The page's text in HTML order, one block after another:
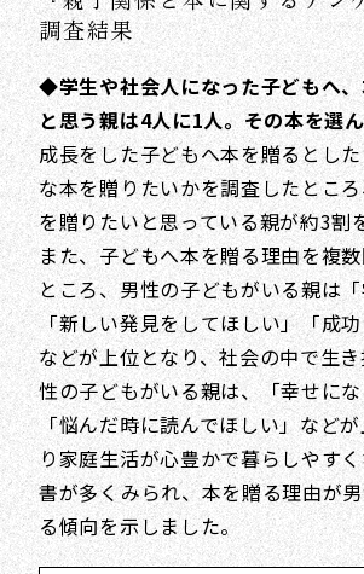
調査結果
◆学生や社会人になった子どもへ
と思う親は4人に1人。その本を選
成長をした子どもへ本を贈るとし
な本を贈りたいかを調査したとこ
を贈りたいと思っている親が約3割
また、子どもへ本を贈る理由を複
ところ、男性の子どもがいる親は
「新しい発見をしてほしい」「成
などが上位となり、社会の中で生
性の子どもがいる親は、「幸せに
「悩んだ時に読んでほしい」など
り家庭生活が心豊かで暮らしやす
書が多くみられ、本を贈る理由が
る傾向を示しました。